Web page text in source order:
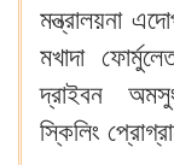
মন্ত্রালয়না
মখাদা
দ্রাইবন
স্কিলিং